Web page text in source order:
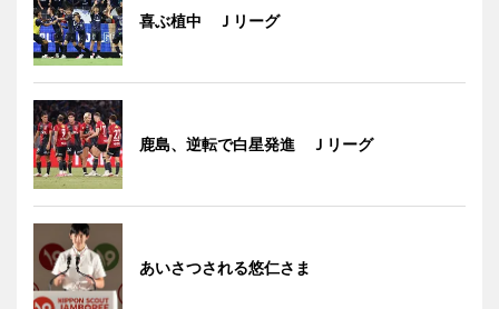
喜ぶ植中 Ｊリーグ
鹿島、逆転で白星発進 Ｊリーグ
あいさつされる悠仁さま